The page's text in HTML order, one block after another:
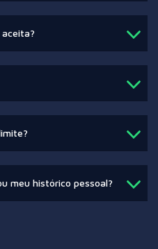
meu histórico pessoal?